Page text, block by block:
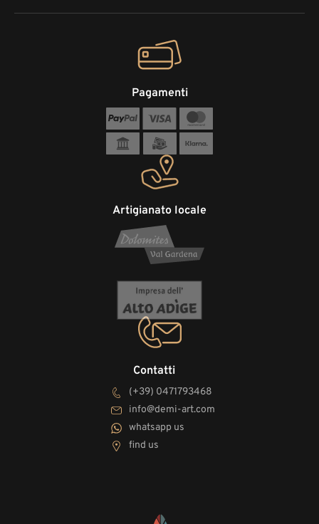
Contatti
(+39) 0471793468
info@demi-art.com
whatsapp us
find us
Artigianato locale
Pagamenti